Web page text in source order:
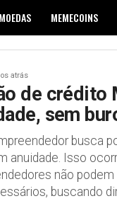
MEMECOINS
atrás
de crédito
sem
busca
anuidade. Isso
não
buscando